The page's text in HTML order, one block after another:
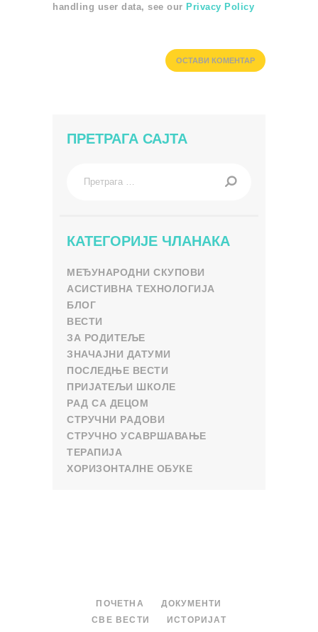
handling user data, see our Privacy Policy
ПРЕТРАГА САЈТА
КАТЕГОРИЈЕ ЧЛАНАКА
МЕЂУНАРОДНИ СКУПОВИ
АСИСТИВНА ТЕХНОЛОГИЈА
БЛОГ
ВЕСТИ
ЗА РОДИТЕЉЕ
ЗНАЧАЈНИ ДАТУМИ
ПОСЛЕДЊЕ ВЕСТИ
ПРИЈАТЕЉИ ШКОЛЕ
РАД СА ДЕЦОМ
СТРУЧНИ РАДОВИ
СТРУЧНО УСАВРШАВАЊЕ
ТЕРАПИЈА
ХОРИЗОНТАЛНЕ ОБУКЕ
ПОЧЕТНА
ДОКУМЕНТИ
СВЕ ВЕСТИ
ИСТОРИЈАТ